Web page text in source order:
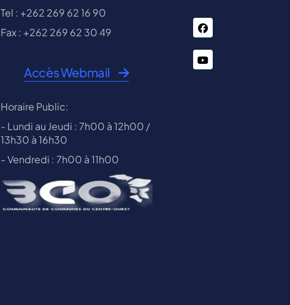
Tel : +262 269 62 16 90
Fax : +262 269 62 30 49
Accès Webmail
Horaire Public:
- Lundi au Jeudi : 7h00 à 12h00 /
13h30 à 16h30
- Vendredi : 7h00 à 11h00
facebook
You